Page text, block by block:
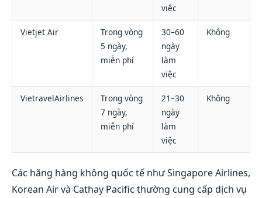
việc
Vietjet Air
Trong vòng
5 ngày,
miễn phí
30–60
ngày
làm
việc
Không
VietravelAirlines
Trong vòng
7 ngày,
miễn phí
21–30
ngày
làm
việc
Không
Các hãng hàng không quốc tế như Singapore Airlines,
Korean Air và Cathay Pacific thường cung cấp dịch vụ